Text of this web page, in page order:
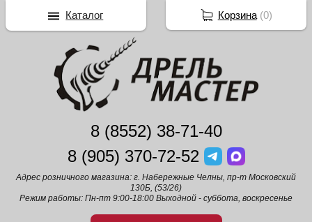
8 (8552) 38-71-40
8 (905) 370-72-52
Адрес розничного магазина: г. Набережные Челны, пр-т Московский
130Б, (53/26)
Режим работы: Пн-пт 9:00-18:00 Выходной - суббота, воскресенье
Корзина(0)
Каталог